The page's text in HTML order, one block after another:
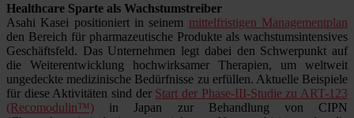
Healthcare Sparte als Wachstumstreiber
Asahi Kasei positioniert in seinem mittelfristigen Managementplan
den Bereich für pharmazeutische Produkte als wachstumsintensives
Geschäftsfeld. Das Unternehmen legt dabei den Schwerpunkt auf
die Weiterentwicklung hochwirksamer Therapien, um weltweit
ungedeckte medizinische Bedürfnisse zu erfüllen. Aktuelle Beispiele
für diese Aktivitäten sind der Start der Phase-III-Studie zu ART-123
(Recomodulin™) in Japan zur Behandlung von CIPN